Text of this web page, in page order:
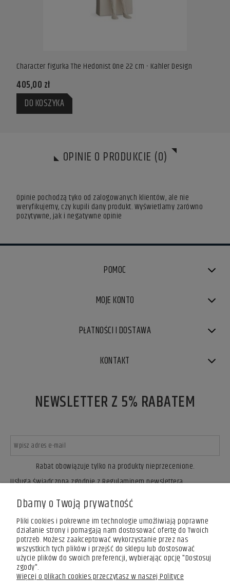
Character figurka The Hedonist One 22 cm - Kahler Design
405,00 zł
DO KOSZYKA
OPINIE O PRODUKCIE (0)
Opinie pochodzą tyko od zalogowanych klientów, ale nie
weryfikujemy, czy kupili dany produkt. Wyświetlamy zarówno
pozytywne, jak i negatywne opinie
POMOC
MOJE KONTO
PŁATNOŚCI I DOSTAWA
KONTAKT
NEWSLETTER Z 5% RABATEM
Rabat obowiązuje tylko na produkty nieprzecenione.
ZAPISZ SIĘ
Usługa świadczona zgodnie z Regulaminem newslettera.
Dbamy o Twoją prywatność
Pliki cookies i pokrewne im technologie umożliwiają poprawne
działanie strony i pomagają nam dostosować ofertę do Twoich
potrzeb. Możesz zaakceptować wykorzystanie przez nas
wszystkich tych plików i przejść do sklepu lub dostosować
użycie plików do swoich preferencji, wybierając opcję "Dostosuj
zgody".
Więcej o plikach cookies przeczytasz w naszej Polityce